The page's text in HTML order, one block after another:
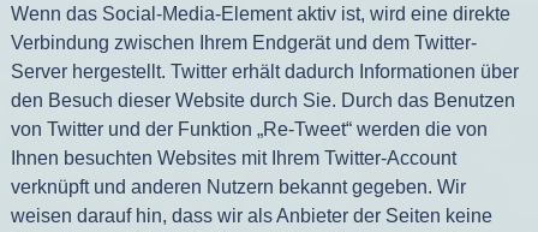
Wenn das Social-Media-Element aktiv ist, wird eine direkte
Verbindung zwischen Ihrem Endgerät und dem Twitter-
Server hergestellt. Twitter erhält dadurch Informationen über
den Besuch dieser Website durch Sie. Durch das Benutzen
von Twitter und der Funktion „Re-Tweet“ werden die von
Ihnen besuchten Websites mit Ihrem Twitter-Account
verknüpft und anderen Nutzern bekannt gegeben. Wir
weisen darauf hin, dass wir als Anbieter der Seiten keine